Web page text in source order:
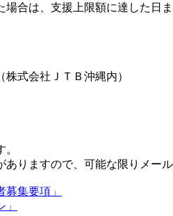
、支援上限額に達した日ま
式会社ＪＴＢ沖縄内）
りますので、可能な限りメー
集要項」